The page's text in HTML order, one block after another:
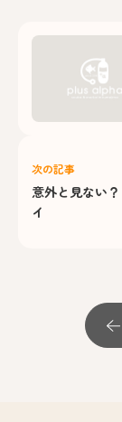
次の記事
意外と見ない
イ